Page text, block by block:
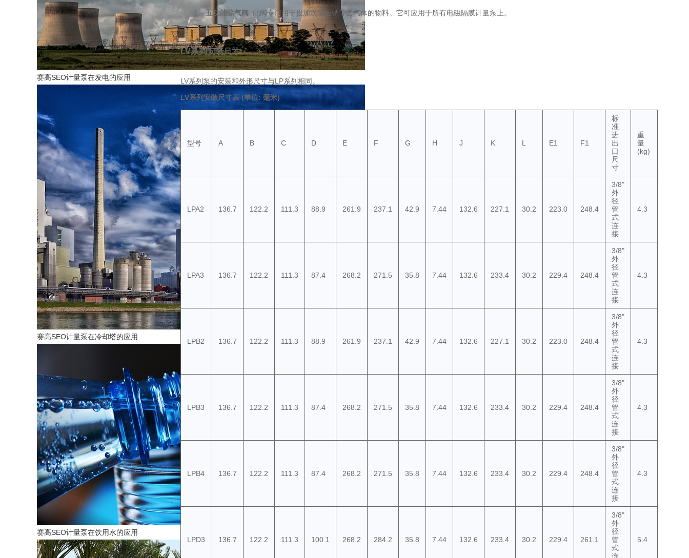
赛高SEO计量泵在发电的应用
赛高SEO计量泵在冷却塔的应用
赛高SEO计量泵在饮用水的应用
五功能除气阀: 此阀专门用于投加次氯酸钠等含气体的物料。它可应用于所有电磁隔膜计量泵上。
LV系列安装尺寸
LV系列泵的安装和外形尺寸与LP系列相同。
LV系列安装尺寸表 (单位: 毫米)
型号 A B C D E F G H J K L E1 F1
标
准
进
出
口
尺
寸
重
量
(kg)
LPA2 136.7 122.2 111.3 88.9 261.9 237.1 42.9 7.44 132.6 227.1 30.2 223.0 248.4
3/8"
外
径
管
式
连
接
4.3
LPA3 136.7 122.2 111.3 87.4 268.2 271.5 35.8 7.44 132.6 233.4 30.2 229.4 248.4
3/8"
外
径
管
式
连
接
4.3
LPB2 136.7 122.2 111.3 88.9 261.9 237.1 42.9 7.44 132.6 227.1 30.2 223.0 248.4
3/8"
外
径
管
式
连
接
4.3
LPB3 136.7 122.2 111.3 87.4 268.2 271.5 35.8 7.44 132.6 233.4 30.2 229.4 248.4
3/8"
外
径
管
式
连
接
4.3
LPB4 136.7 122.2 111.3 87.4 268.2 271.5 35.8 7.44 132.6 233.4 30.2 229.4 248.4
3/8"
外
径
管
式
连
接
4.3
LPD3 136.7 122.2 111.3 100.1 268.2 284.2 35.8 7.44 132.6 233.4 30.2 229.4 261.1
3/8"
外
径
管
式
连
5.4